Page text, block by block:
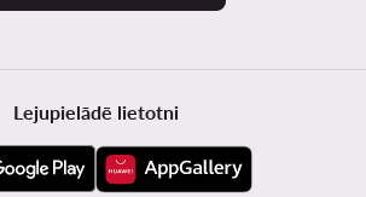
Lejupielādē lietotni